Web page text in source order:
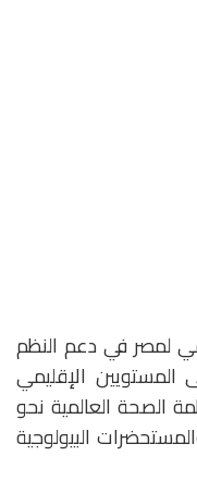
لمصر في دعم النظم
المستويين الإقليمي
الصحة العالمية نحو
البيولوجية